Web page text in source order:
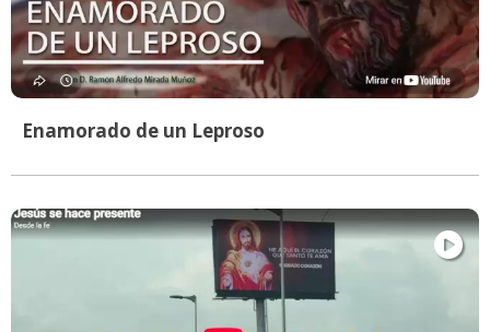
Enamorado de un Leproso